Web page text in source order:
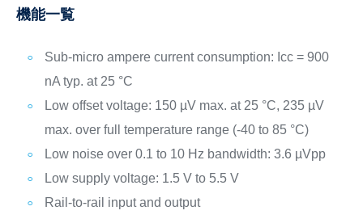
機能一覧
Sub-micro ampere current consumption: Icc = 900
nA typ. at 25 °C
Low offset voltage: 150 µV max. at 25 °C, 235 µV
max. over full temperature range (-40 to 85 °C)
Low noise over 0.1 to 10 Hz bandwidth: 3.6 µVpp
Low supply voltage: 1.5 V to 5.5 V
Rail-to-rail input and output